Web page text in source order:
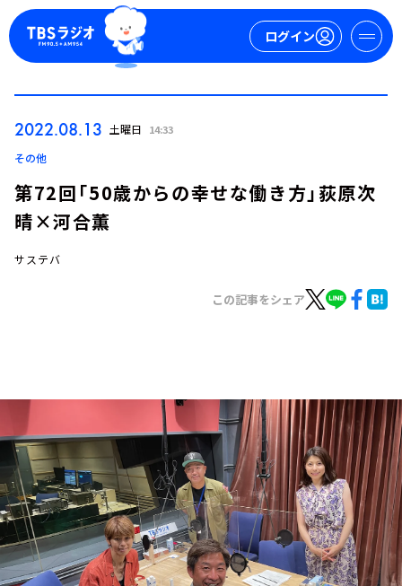
ログイン
イベント・グッズ
YouTube
会社情報
2022.08.13 土曜日 14:33
その他
第72回「50歳からの幸せな働き方」荻原次
晴×河合薫
サステバ
この記事をシェア